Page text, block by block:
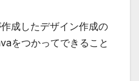
成したデザイン作成の
をつかってできること